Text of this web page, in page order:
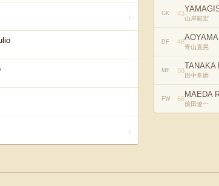
↓
↓
GK 43
山岸範宏
DF 48
青山直晃
MF 58TANAKA
田中隼磨
FW 66MAEDA
前田遼一